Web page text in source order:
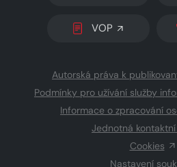
VOP
Autorská práva k
Podmínky pro užívání služby
Informace o zpracování
Jednotná
Cookies
Nastavení